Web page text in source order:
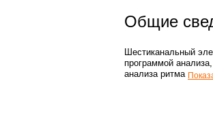
Общие
Шестиканальный
программой
анализа ритма